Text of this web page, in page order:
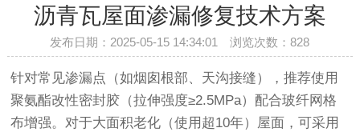
沥青瓦屋面渗漏修复技术方案
发布日期：2025-05-15 14:34:01 浏览次数：828
针对常见渗漏点（如烟囱根部、天沟接缝），推荐使用
聚氨酯改性密封胶（拉伸强度≥2.5MPa）配合玻纤网格
布增强。对于大面积老化（使用超10年）屋面，可采用